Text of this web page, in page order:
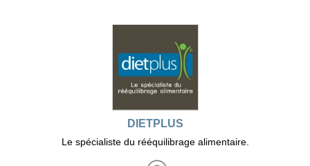
DIETPLUS
Le spécialiste du rééquilibrage alimentaire.